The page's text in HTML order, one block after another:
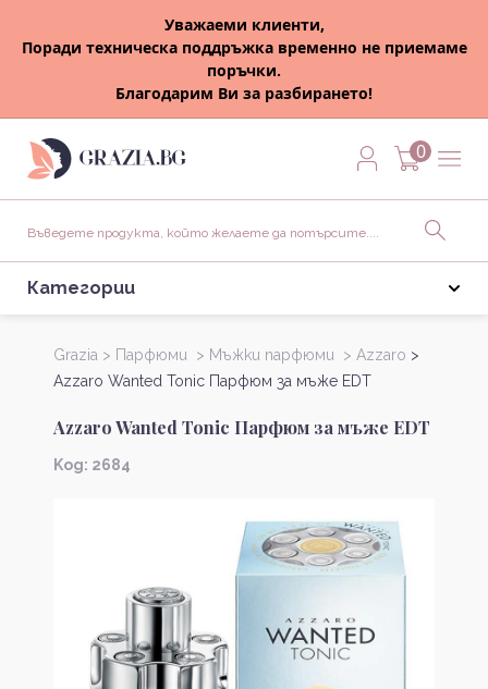
Уважаеми клиенти,
Поради техническа поддръжка временно не приемаме
поръчки.
Благодарим Ви за разбирането!
0
Категории
Grazia > Парфюми > Мъжки парфюми > Azzaro >
Azzaro Wanted Tonic Парфюм за мъже EDT
Azzaro Wanted Tonic Парфюм за мъже EDT
Kод: 2684